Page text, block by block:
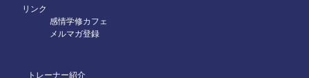
2024年10月
リンク
感情学修カフェ
メルマガ登録
トレーナー紹介